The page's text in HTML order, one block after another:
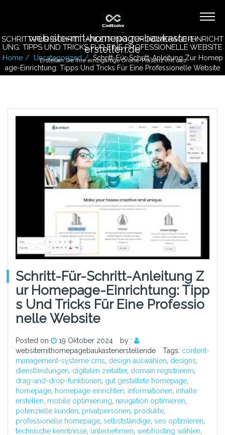
website-mit-homepage-baukasten-
erstellen.de
Erstellen Sie Ihre einzigartige Online-Präsenz mit uns
SCHRITT-FÜR-SCHRITT-ANLEITUNG ZUR HOMEPAGE-EINRICHT
UNG: TIPPS UND TRICKS FÜR EINE PROFESSIONELLE WEBSITE
Home Uncategorized
Schritt-Für-Schritt-Anleitung Zur Homep
Age-Einrichtung: Tipps Und Tricks Für Eine Professionelle Website
Schritt-Für-Schritt-Anleitung Z
Ur Homepage-Einrichtung: Tipp
S Und Tricks Für Eine Professio
Nelle Website
Posted on 19 Oktober 2024
by :
websitemithomepagebaukastenerstellende
Tags: content-
management-systeme cms, design auswählen, designs,
dienstleistungen, digitalen zeitalter, domain registrieren,
drag-and-drop-funktionen, gut gestaltete homepage,
homepage, homepage einrichten, informationen, inhalte
erstellen, mobile optimierung, navigation optimieren,
potenzielle kunden, privatpersonen, produkte,
professionelle homepage, selbstständige, seo optimieren,
technische kenntnisse, unternehmen, webhosting wählen,